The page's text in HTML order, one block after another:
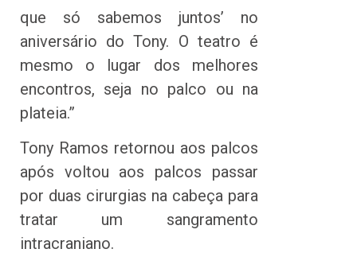
que só sabemos juntos’ no
aniversário do Tony. O teatro é
mesmo o lugar dos melhores
encontros, seja no palco ou na
plateia.”
Tony Ramos retornou aos palcos
após voltou aos palcos passar
por duas cirurgias na cabeça para
tratar um sangramento
intracraniano.